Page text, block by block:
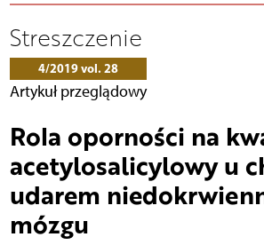
Streszczenie
4/2019 vol. 28
Artykuł przeglądowy
Rola oporności na
acetylosalicylowy u
udarem
mózgu